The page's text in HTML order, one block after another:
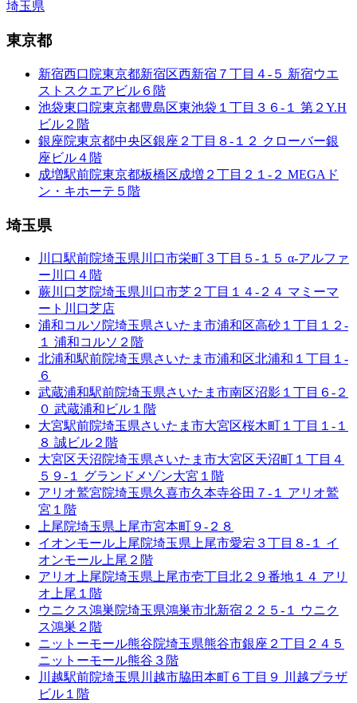
埼玉県
東京都
新宿西口院東京都新宿区西新宿７丁目４-５ 新宿ウエ
ストスクエアビル６階
池袋東口院東京都豊島区東池袋１丁目３６-１ 第２Y.H
ビル２階
銀座院東京都中央区銀座２丁目８-１２ クローバー銀
座ビル４階
成増駅前院東京都板橋区成増２丁目２１-２ MEGAド
ン・キホーテ５階
埼玉県
川口駅前院埼玉県川口市栄町３丁目５-１５ α-アルファ
ー川口４階
蕨川口芝院埼玉県川口市芝２丁目１４-２４ マミーマ
ート川口芝店
浦和コルソ院埼玉県さいたま市浦和区高砂１丁目１２-
１ 浦和コルソ２階
北浦和駅前院埼玉県さいたま市浦和区北浦和１丁目１-
６
武蔵浦和駅前院埼玉県さいたま市南区沼影１丁目６-２
０ 武蔵浦和ビル１階
大宮駅前院埼玉県さいたま市大宮区桜木町１丁目１-１
８ 誠ビル２階
大宮区天沼院埼玉県さいたま市大宮区天沼町１丁目４
５９-１ グランドメゾン大宮１階
アリオ鷲宮院埼玉県久喜市久本寺谷田７-１ アリオ鷲
宮１階
上尾院埼玉県上尾市宮本町９-２８
イオンモール上尾院埼玉県上尾市愛宕３丁目８-１ イ
オンモール上尾２階
アリオ上尾院埼玉県上尾市壱丁目北２９番地１４ アリ
オ上尾１階
ウニクス鴻巣院埼玉県鴻巣市北新宿２２５-１ ウニク
ス鴻巣２階
ニットーモール熊谷院埼玉県熊谷市銀座２丁目２４５
ニットーモール熊谷３階
川越駅前院埼玉県川越市脇田本町６丁目９ 川越プラザ
ビル１階